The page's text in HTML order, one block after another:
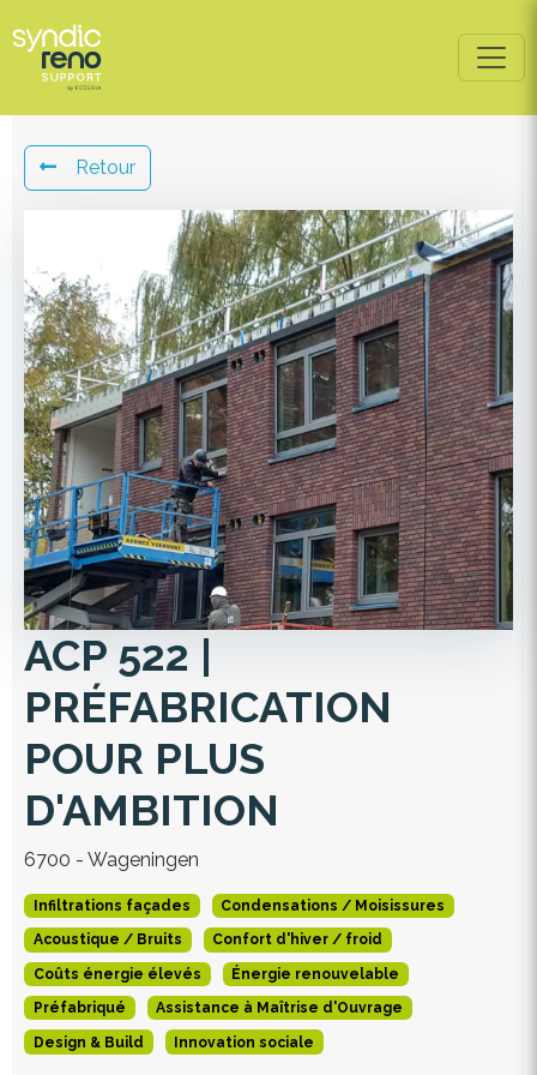
Retour
ACP 522 |
PRÉFABRICATION
POUR PLUS
D'AMBITION
6700 - Wageningen
Infiltrations façades Condensations / Moisissures
Acoustique / Bruits Confort d'hiver / froid
Coûts énergie élevés Énergie renouvelable
Préfabriqué Assistance à Maîtrise d'Ouvrage
Design & Build Innovation sociale